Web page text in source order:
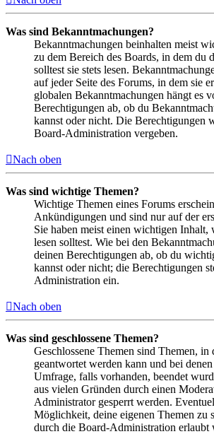
Was sind Bekanntmachungen?
Bekanntmachungen beinhalten meist
zu dem Bereich des Boards, in dem du
solltest sie stets lesen.
auf jeder Seite des Forums, in dem sie
globalen Bekanntmachungen hängt es
Berechtigungen ab, ob du
kannst oder nicht. Die Berechtigungen
Board-Administration vergeben.
Nach oben
Was sind wichtige Themen?
Wichtige Themen eines Forums
Ankündigungen und sind nur auf der
Sie haben meist einen wichtigen Inhalt,
lesen solltest. Wie bei den
deinen Berechtigungen ab, ob du
kannst oder nicht; die Berechtigungen
Administration ein.
Nach oben
Was sind geschlossene Themen?
Geschlossene Themen sind Themen, in
geantwortet werden kann und bei
Umfrage, falls vorhanden, beendet
aus vielen Gründen durch einen
Administrator gesperrt werden.
Möglichkeit, deine eigenen Themen zu
durch die Board-Administration erlaubt